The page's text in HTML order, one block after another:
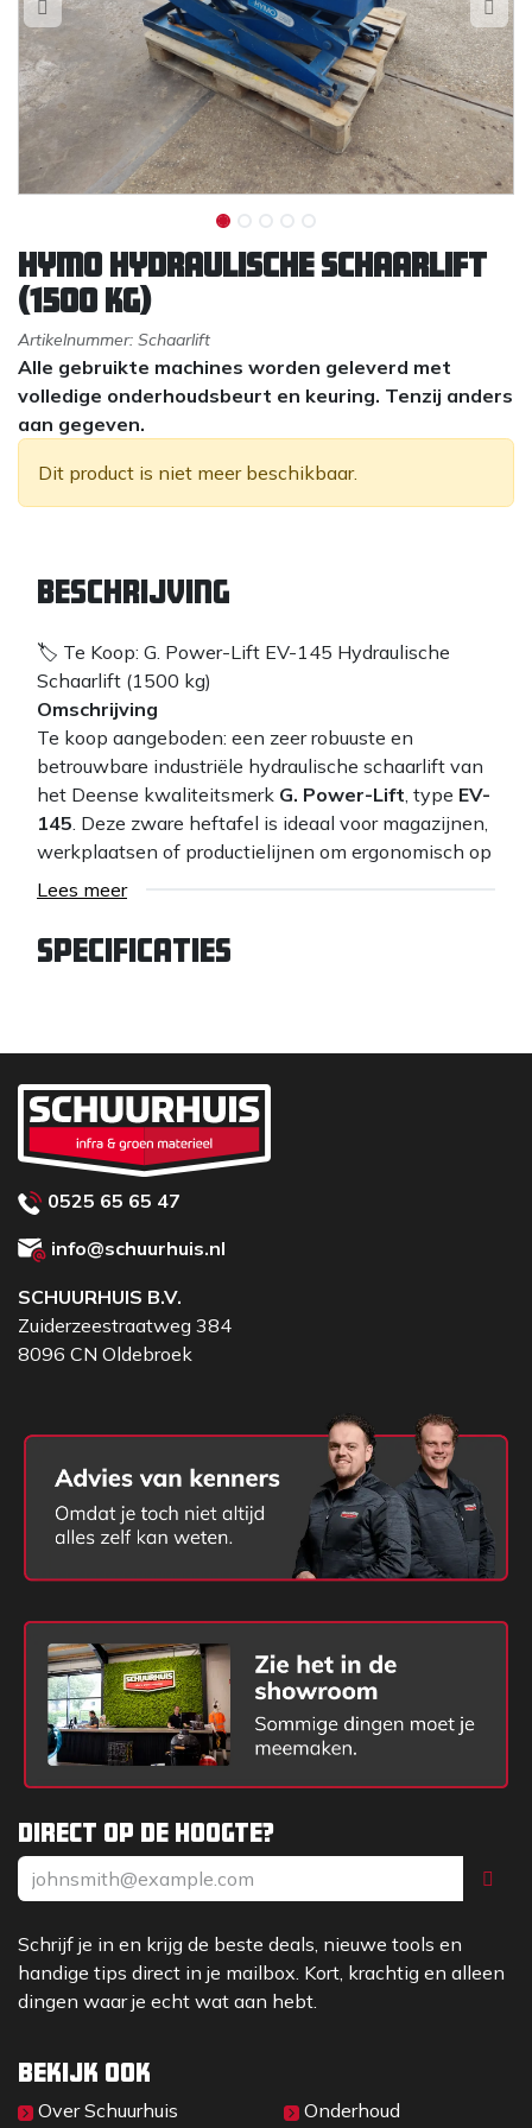
Hymo Hydraulische Schaarlift
(1500 kg)
Artikelnummer: Schaarlift
Alle gebruikte machines worden geleverd met
volledige onderhoudsbeurt en keuring. Tenzij anders
aan gegeven.
Dit product is niet meer beschikbaar.
Beschrijving
🏷️ Te Koop: G. Power-Lift EV-145 Hydraulische
Schaarlift (1500 kg)
Omschrijving
Te koop aangeboden: een zeer robuuste en
betrouwbare industriële hydraulische schaarlift van
het Deense kwaliteitsmerk G. Power-Lift, type EV-
145. Deze zware heftafel is ideaal voor magazijnen,
werkplaatsen of productielijnen om ergonomisch op
hoogte te werken.
Merk: HymoG. Power-Lift (Denemarken)
Type: EV-145
Constructie:Zwaar volstaal profiel voor
maximale stabiliteit
Veiligheid:Uitgerust met een perimeter
veiligheidslijst (knelbeveiliging) onder het
platform
Staat van het product:
Technisch in goede en werkende staat.
Lees meer
Specificaties
Direct op de hoogte?
Schrijf je in en krijg de beste deals, nieuwe tools en
handige tips direct in je mailbox. Kort, krachtig en alleen
dingen waar je echt wat aan hebt.
Bekijk ook
Over Sc​huurhuis
Onderhoud
0525 65 65 47
info@schuurhuis.nl
SCHUURHUIS B.V.
Zuiderzeestraatweg 384
8096 CN Oldebroek